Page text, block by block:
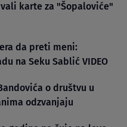
karte za "Šopaloviće"
da preti meni:
na Seku Sablić VIDEO
o društvu u
odzvanjaju